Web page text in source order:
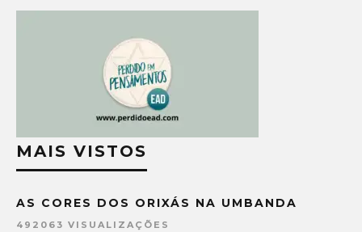
MAIS VISTOS
AS CORES DOS ORIXÁS NA UMBANDA
492063 VISUALIZAÇÕES